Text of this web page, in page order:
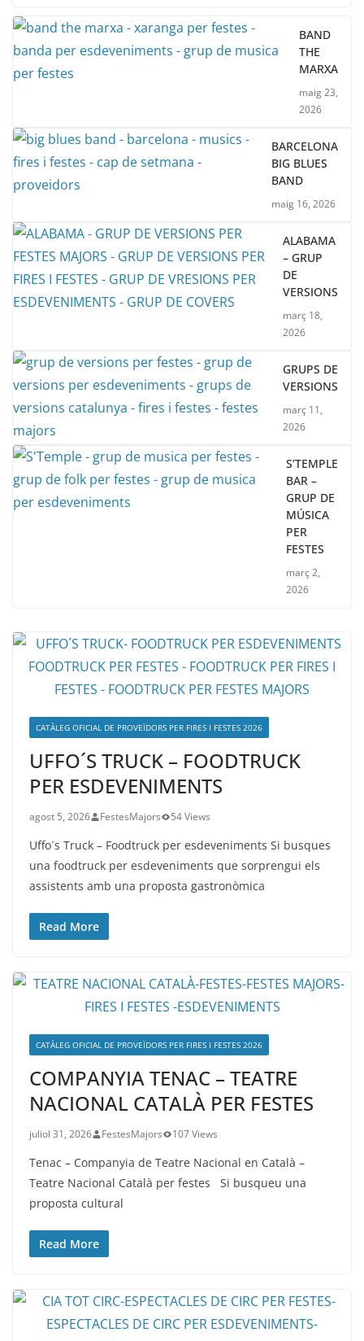
BAND
THE
MARXA
maig 23,
2026
BARCELONA
BIG BLUES
BAND
maig 16, 2026
ALABAMA
– GRUP
DE
VERSIONS
març 18,
2026
GRUPS DE
VERSIONS
març 11,
2026
S’TEMPLE
BAR –
GRUP DE
MÚSICA
PER
FESTES
març 2,
2026
CATÀLEG OFICIAL DE PROVEÏDORS PER FIRES I FESTES 2026
UFFO´S TRUCK – FOODTRUCK
PER ESDEVENIMENTS
agost 5, 2026 FestesMajors 54 Views
Uffo´s Truck – Foodtruck per esdeveniments Si busques
una foodtruck per esdeveniments que sorprengui els
assistents amb una proposta gastronòmica
Read More
CATÀLEG OFICIAL DE PROVEÏDORS PER FIRES I FESTES 2026
COMPANYIA TENAC – TEATRE
NACIONAL CATALÀ PER FESTES
juliol 31, 2026 FestesMajors 107 Views
Tenac – Companyia de Teatre Nacional en Català –
Teatre Nacional Català per festes Si busqueu una
proposta cultural
Read More